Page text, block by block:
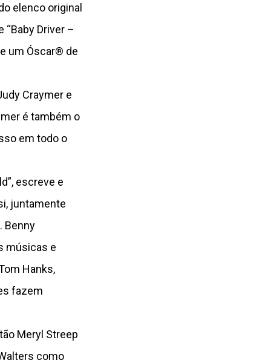
elenco original
“Baby Driver –
um Óscar® de
Craymer e
é também o
em todo o
escreve e
juntamente
Benny
músicas e
Hanks,
fazem
Meryl Streep
como